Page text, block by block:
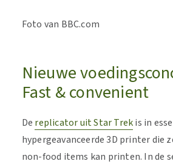
Foto van BBC.com
Nieuwe
Fast & convenient
De replicator uit Star Trekis in
hypergeavanceerde 3D printer die
non-food items kan printen. In de